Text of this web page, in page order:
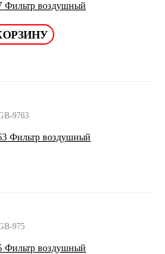
Фильтр воздушный
9763
Фильтр воздушный
975
Фильтр воздушный